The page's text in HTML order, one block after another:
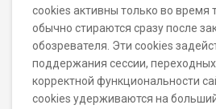
cookies активны только во время
обычно стираются сразу после
обозревателя. Эти cookies
поддержания сессии,
корректной функциональности
cookies удерживаются на